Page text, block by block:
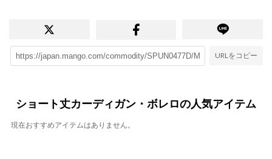
URLをコピー
ショート丈カーディガン・ボレロの人気アイテム
現在おすすめアイテムはありません。